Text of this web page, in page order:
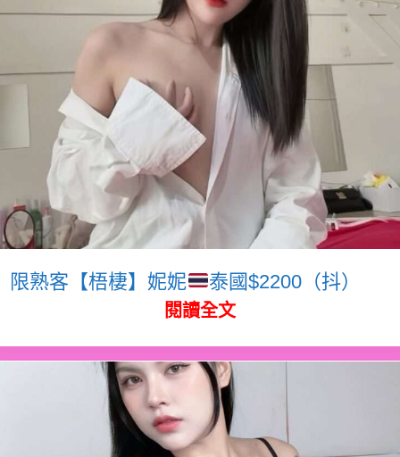
限熟客【梧棲】妮妮 泰國$2200（抖）
閱讀全文